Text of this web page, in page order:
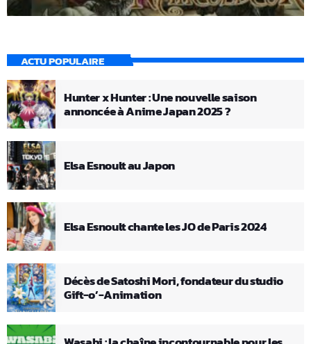
ACTU POPULAIRE
Hunter x Hunter : Une nouvelle saison
annoncée à Anime Japan 2025 ?
Elsa Esnoult au Japon
Elsa Esnoult chante les JO de Paris 2024
Décès de Satoshi Mori, fondateur du studio
Gift-o’-Animation